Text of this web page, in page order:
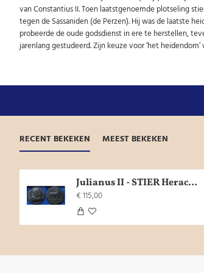
van Constantius II. Toen laatstgenoemde plotseling
tegen de Sassaniden (de Perzen). Hij was de laatste
probeerde de oude godsdienst in ere te herstellen,
jarenlang gestudeerd. Zijn keuze voor ‘het
RECENT BEKEKEN MEEST BEKEKEN
Julianus II - STIER Heraclea! (JUL1719)
€ 115,00